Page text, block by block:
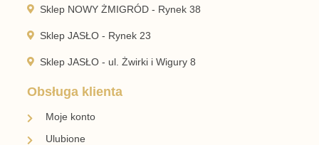
Sklep NOWY ŻMIGRÓD - Rynek 38
Sklep JASŁO - Rynek 23
Sklep JASŁO - ul. Żwirki i Wigury 8
Obsługa klienta
Moje konto
Ulubione